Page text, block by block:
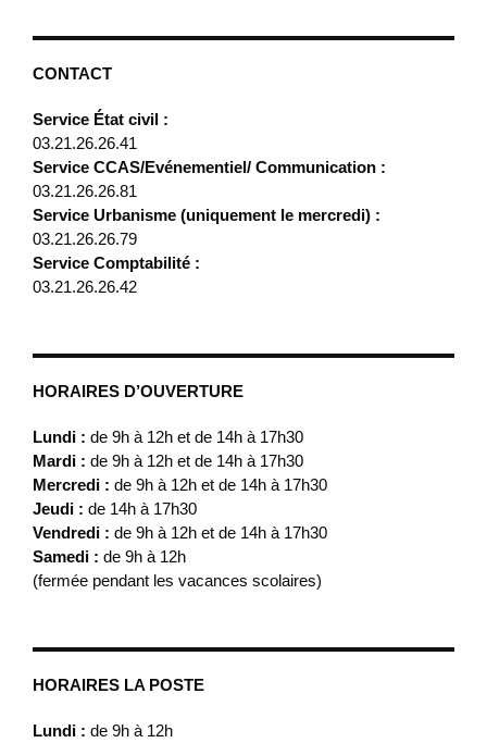
CONTACT
Service État civil :
03.21.26.26.41
Service CCAS/Evénementiel/ Communication :
03.21.26.26.81
Service Urbanisme (uniquement le mercredi) :
03.21.26.26.79
Service Comptabilité :
03.21.26.26.42
HORAIRES D’OUVERTURE
Lundi : de 9h à 12h et de 14h à 17h30
Mardi : de 9h à 12h et de 14h à 17h30
Mercredi : de 9h à 12h et de 14h à 17h30
Jeudi : de 14h à 17h30
Vendredi : de 9h à 12h et de 14h à 17h30
Samedi : de 9h à 12h
(fermée pendant les vacances scolaires)
HORAIRES LA POSTE
Lundi : de 9h à 12h